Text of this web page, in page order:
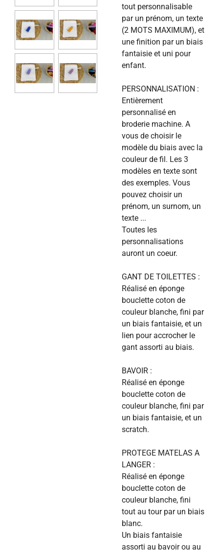
tout personnalisable
par un prénom, un texte
(2 MOTS MAXIMUM), et
une finition par un biais
fantaisie et uni pour
enfant.
PERSONNALISATION :
Entièrement
personnalisé en
broderie machine. A
vous de choisir le
modèle du biais avec la
couleur de fil. Les 3
modèles en texte sont
des exemples. Vous
pouvez choisir un
prénom, un surnom, un
texte ...
Toutes les
personnalisations
auront un coeur.
GANT DE TOILETTES :
Réalisé en éponge
bouclette coton de
couleur blanche, fini par
un biais fantaisie, et un
lien pour accrocher le
gant assorti au biais.
BAVOIR :
Réalisé en éponge
bouclette coton de
couleur blanche, fini par
un biais fantaisie, et un
scratch.
PROTEGE MATELAS A
LANGER :
Réalisé en éponge
bouclette coton de
couleur blanche, fini
tout au tour par un biais
blanc.
Un biais fantaisie
assorti au bavoir ou au